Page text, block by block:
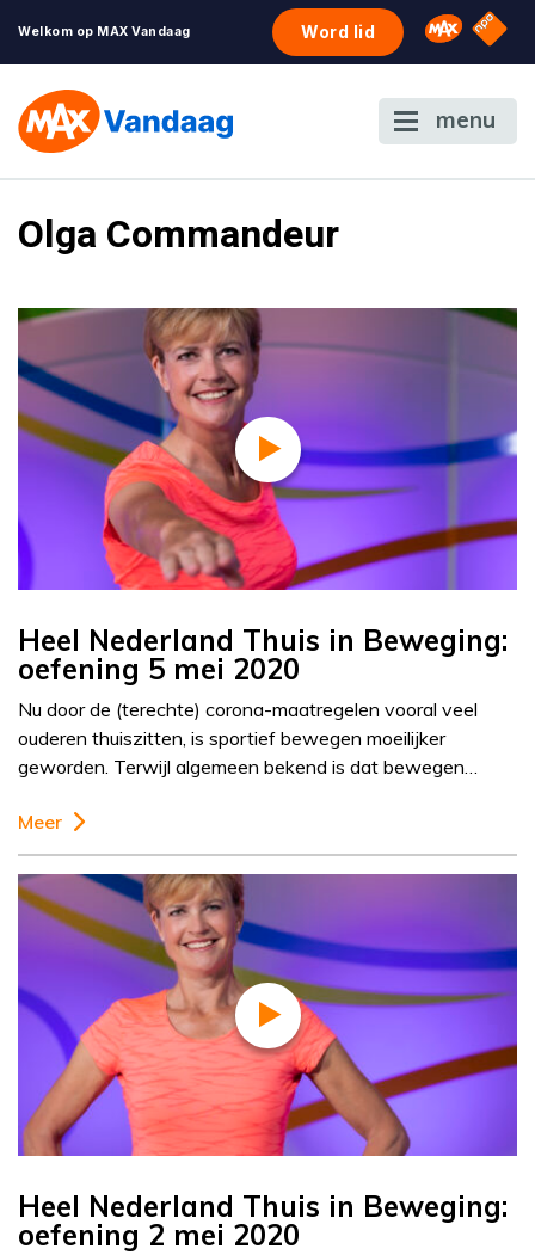
Welkom op MAX Vandaag Word lid Omroep
NPO
menu
Olga Commandeur
Heel Nederland Thuis in Beweging:
oefening 5 mei 2020
Nu door de (terechte) corona-maatregelen vooral veel
ouderen thuiszitten, is sportief bewegen moeilijker
geworden. Terwijl algemeen bekend is dat bewegen…
Meer
Heel Nederland Thuis in Beweging:
oefening 2 mei 2020